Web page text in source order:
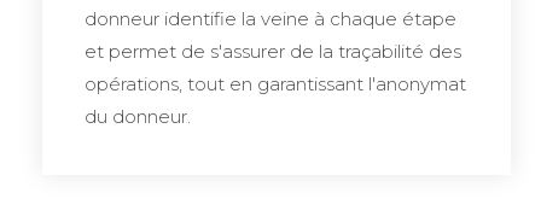
donneur identifie la veine à chaque étape
et permet de s'assurer de la traçabilité des
opérations, tout en garantissant l'anonymat
du donneur.